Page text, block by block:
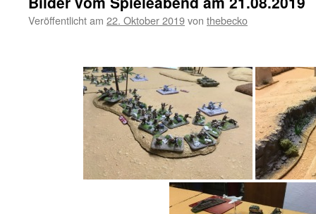
Veröffentlicht am 22. Oktober 2019von thebecko